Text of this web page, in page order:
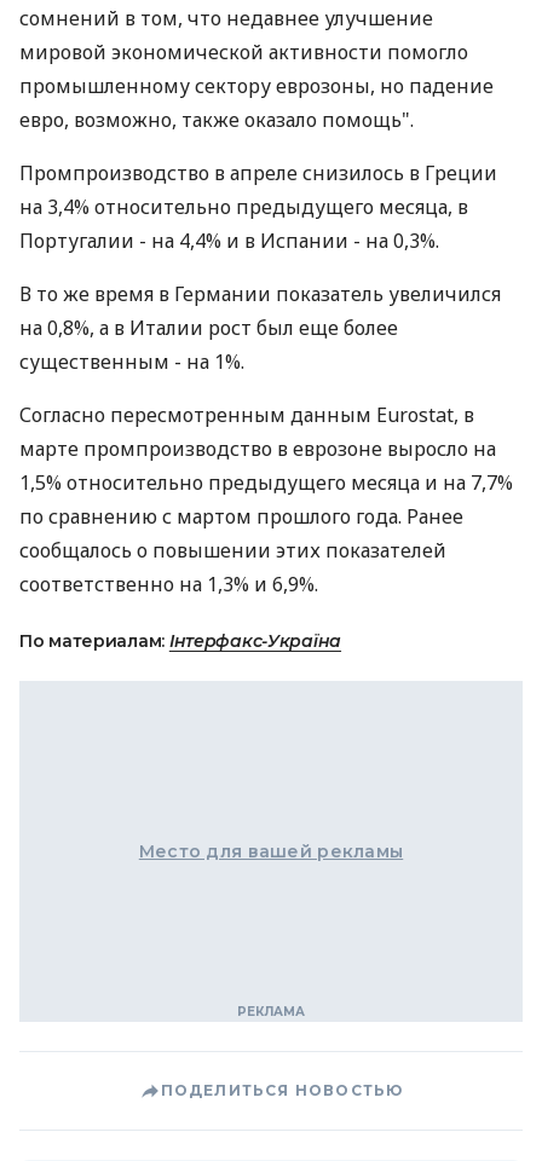
сомнений в том, что недавнее улучшение
мировой экономической активности помогло
промышленному сектору еврозоны, но падение
евро, возможно, также оказало помощь".
Промпроизводство в апреле снизилось в Греции
на 3,4% относительно предыдущего месяца, в
Португалии - на 4,4% и в Испании - на 0,3%.
В то же время в Германии показатель увеличился
на 0,8%, а в Италии рост был еще более
существенным - на 1%.
Согласно пересмотренным данным Eurostat, в
марте промпроизводство в еврозоне выросло на
1,5% относительно предыдущего месяца и на 7,7%
по сравнению с мартом прошлого года. Ранее
сообщалось о повышении этих показателей
соответственно на 1,3% и 6,9%.
По материалам: Інтерфакс-Україна
Место для вашей рекламы
ПОДЕЛИТЬСЯ НОВОСТЬЮ